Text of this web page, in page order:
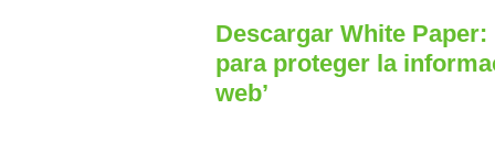
Descargar White
para proteger la
web’